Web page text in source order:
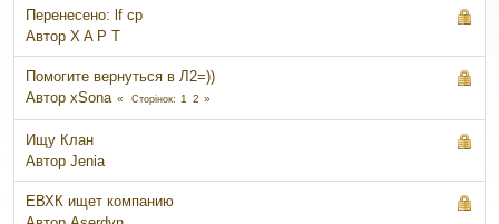
Перенесено: lf cp
Автор X A P T
Помогите вернуться в Л2=))
Автор xSona Сторінок 1 2
Ищу Клан
Автор Jenia
ЕВХК ищет компанию